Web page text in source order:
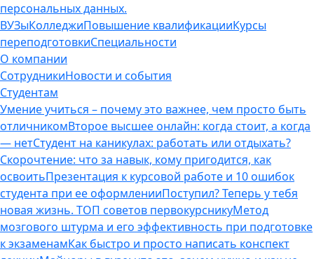
персональных данных.
ВУЗыКолледжиПовышение квалификацииКурсы
переподготовкиСпециальности
О компании
СотрудникиНовости и события
Студентам
Умение учиться – почему это важнее, чем просто быть
отличникомВторое высшее онлайн: когда стоит, а когда
— нетСтудент на каникулах: работать или отдыхать?
Скорочтение: что за навык, кому пригодится, как
освоитьПрезентация к курсовой работе и 10 ошибок
студента при ее оформленииПоступил? Теперь у тебя
новая жизнь. ТОП советов первокурсникуМетод
мозгового штурма и его эффективность при подготовке
к экзаменамКак быстро и просто написать конспект